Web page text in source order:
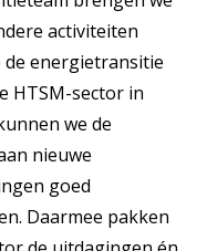
activiteiten
energietransitie
HTSM-sector in
we de
nieuwe
goed
Daarmee pakken